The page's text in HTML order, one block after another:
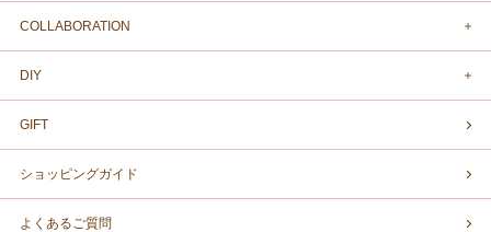
COLLABORATION
DIY
GIFT
ショッピングガイド
よくあるご質問